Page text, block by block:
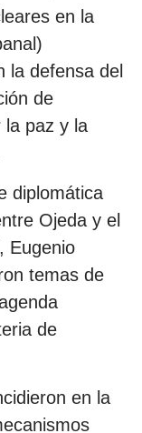
en la
la defensa del
de
la paz y la
diplomática
Ojeda y el
Eugenio
temas de
de
en la